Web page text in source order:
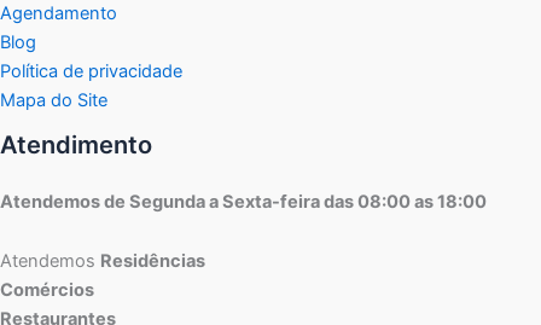
Agendamento
Blog
Política de privacidade
Mapa do Site
Atendimento
Atendemos de Segunda a Sexta-feira das 08:00 as 18:00
Atendemos Residências
Comércios
Restaurantes